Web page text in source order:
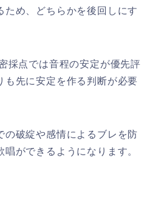
ため、どちらかを後回しにす
採点では音程の安定が優先評
も先に安定を作る判断が必要
の破綻や感情によるブレを防
ができるようになります。